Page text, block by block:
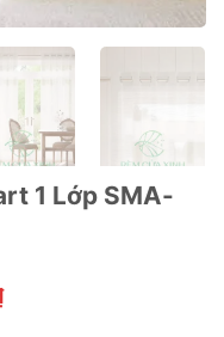
1 Lớp SMA-
Giá